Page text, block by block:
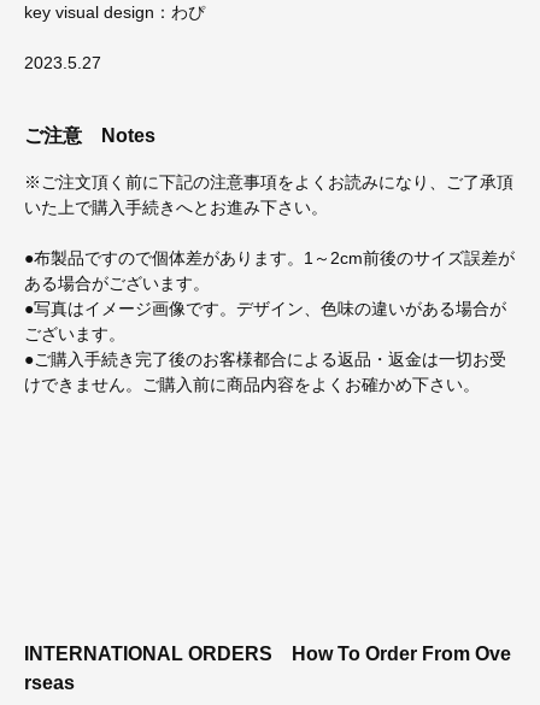
key visual design：わぴ
2023.5.27
ご注意 Notes
※ご注文頂く前に下記の注意事項をよくお読みになり、ご了承頂
いた上で購入手続きへとお進み下さい。
●布製品ですので個体差があります。1～2cm前後のサイズ誤差が
ある場合がございます。
●写真はイメージ画像です。デザイン、色味の違いがある場合が
ございます。
●ご購入手続き完了後のお客様都合による返品・返金は一切お受
けできません。ご購入前に商品内容をよくお確かめ下さい。
INTERNATIONAL ORDERS How To Order From Ove
rseas